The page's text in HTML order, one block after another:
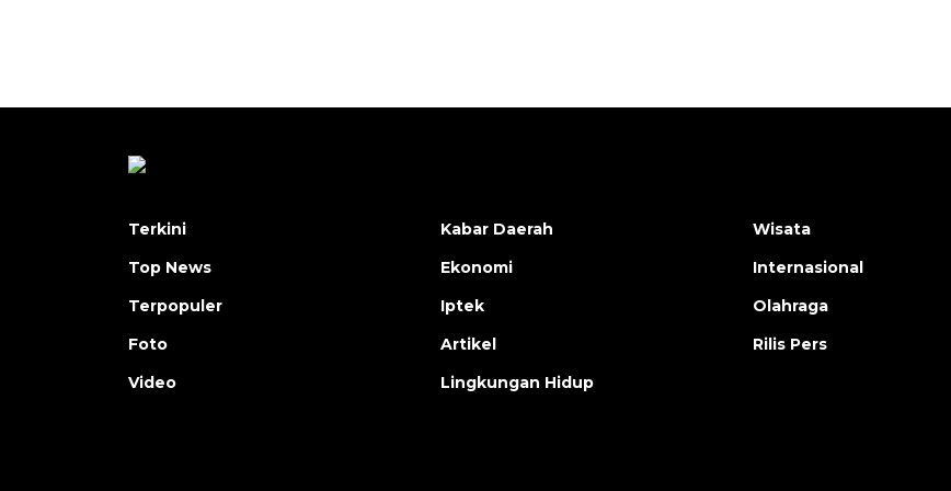
Terkini
Top News
Terpopuler
Foto
Video
Kabar Daerah
Ekonomi
Iptek
Artikel
Lingkungan Hidup
Wisata
Internasional
Olahraga
Rilis Pers